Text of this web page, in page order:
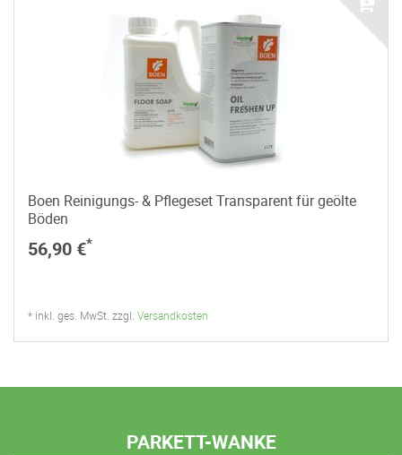
Boen Reinigungs- & Pflegeset Transparent für geölte
Böden
56,90 €*
* inkl. ges. MwSt. zzgl. Versandkosten
PARKETT-WANKE